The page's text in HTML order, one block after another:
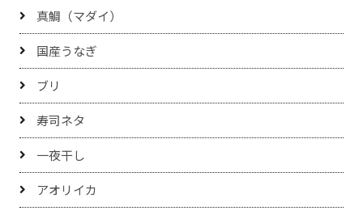
真鯛（マダイ）
国産うなぎ
ブリ
寿司ネタ
一夜干し
アオリイカ